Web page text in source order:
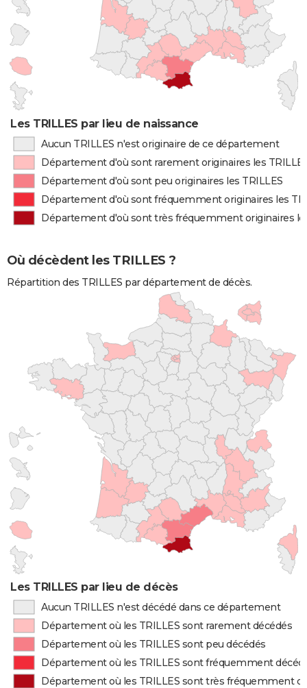
Les TRILLES par lieu de naissance
Aucun TRILLES n'est originaire de ce département
Département d'où sont rarement originaires les
Département d'où sont peu originaires les TRILLES
Département d'où sont fréquemment originaires les
Département d'où sont très fréquemment originaires
Où décèdent les TRILLES ?
Répartition des TRILLES par département de décès.
Les TRILLES par lieu de décès
Aucun TRILLES n'est décédé dans ce département
Département où les TRILLES sont rarement décédés
Département où les TRILLES sont peu décédés
Département où les TRILLES sont fréquemment
Département où les TRILLES sont très fréquemment